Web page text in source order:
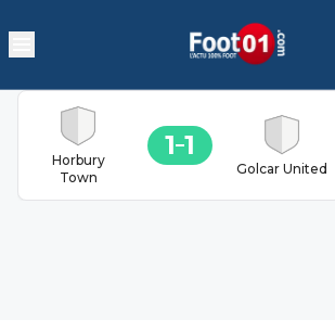
Horbury
Town
1 1
Golcar United